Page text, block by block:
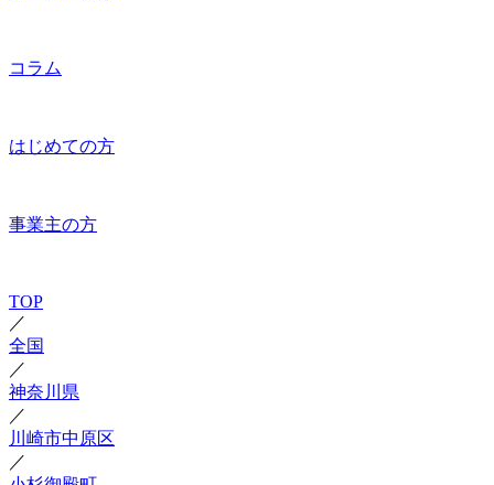
コラム
はじめての方
事業主の方
TOP
／
全国
／
神奈川県
／
川崎市中原区
／